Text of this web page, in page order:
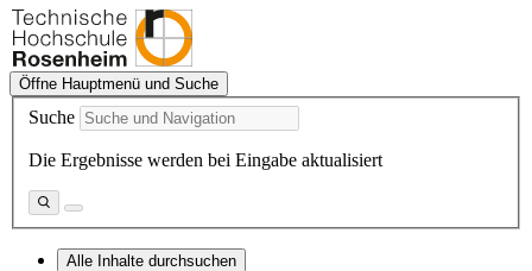
Öffne Hauptmenü und Suche
Suche
Die Ergebnisse werden bei Eingabe aktualisiert
Alle Inhalte durchsuchen